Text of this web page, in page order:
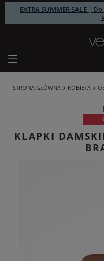
EXTRA SUMMER SALE |
STRONA GŁÓWNA KOBIETA
KLAPKI